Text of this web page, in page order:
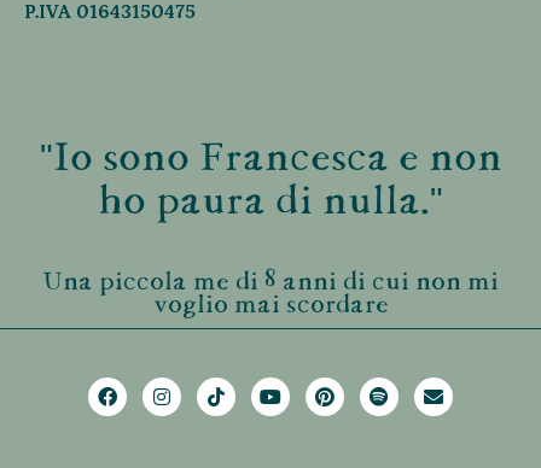
P.IVA 01643150475
"Io sono Francesca e non
ho paura di nulla."
Una piccola me di 8 anni di cui non mi
voglio mai scordare